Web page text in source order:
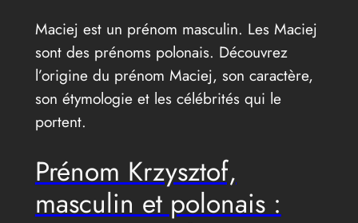
Maciej est un prénom masculin. Les Maciej
sont des prénoms polonais. Découvrez
l’origine du prénom Maciej, son caractère,
son étymologie et les célébrités qui le
portent.
Prénom Krzysztof,
masculin et polonais :